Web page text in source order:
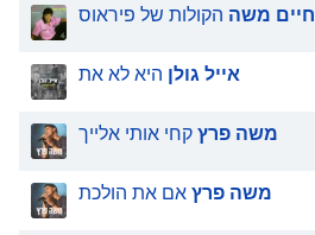
חיים משה הקולות של פיראוס
אייל גולן היא לא את
משה פרץקחי אותי אלייך
משה פרץאם את הולכת